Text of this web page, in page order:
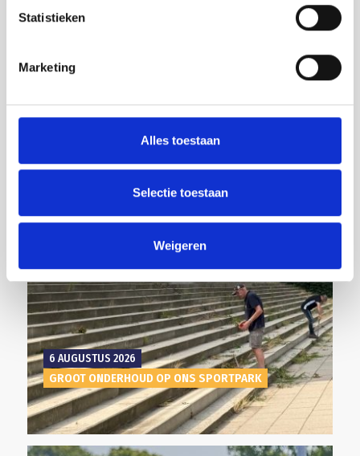
Statistieken
Marketing
Alles toestaan
Selectie toestaan
Weigeren
‘MÉÉR KANSEN VOOR DE EIGEN...
6 AUGUSTUS 2026
GROOT ONDERHOUD OP ONS SPORTPARK